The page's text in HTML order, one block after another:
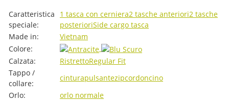
#productDetails.itemInformation#
#productDetails.itemValue#
Caratteristica
speciale:
1 tasca con cerniera2 tasche anteriori2 tasche
posterioriSide cargo tasca
Made in:
Vietnam
Colore:
Calzata:
RistrettoRegular Fit
Tappo /
collare:
cinturapulsantezipcordoncino
Orlo:
orlo normale